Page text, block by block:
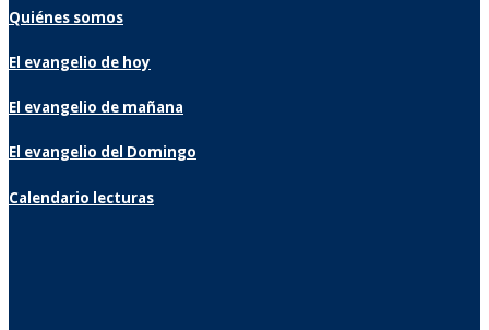
Quiénes somos
El evangelio de hoy
El evangelio de mañana
El evangelio del Domingo
Calendario lecturas